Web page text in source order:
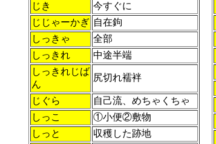
じき
今すぐに
じじゃーかぎ 自在鉤
しっきゃ
全部
しっきれ
中途半端
しっきれじば
ん
尻切れ襦袢
じぐら
自己流、めちゃくちゃ
しっこ
①小便②敷物
しっと
収穫した跡地